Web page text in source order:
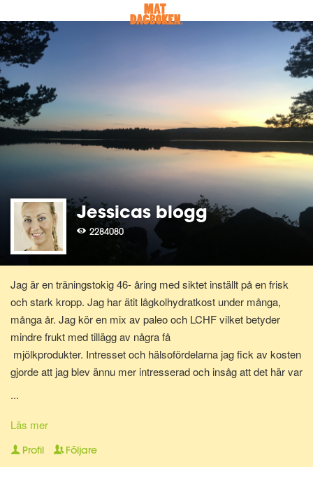
Jessicas blogg
2284080
Jag är en träningstokig 46- åring med siktet inställt på en frisk
och stark kropp. Jag har ätit lågkolhydratkost under många,
många år. Jag kör en mix av paleo och LCHF vilket betyder
mindre frukt med tillägg av några få
mjölkprodukter. Intresset och hälsofördelarna jag fick av kosten
gjorde att jag blev ännu mer intresserad och insåg att det här var
kostrådgivare via Anna Hallén utbildningar. Redo att hjälpa och
peppa dig på vägen till att nå ditt hälsomål! Om det så gäller
viktnedgång, hålla vikten, må bättre, träna på lågkolhydratkost,
...
Läs mer
Profil Följare